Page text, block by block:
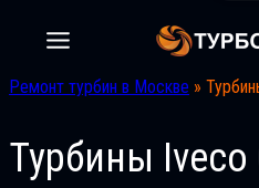
Ремонт турбин в Москве »
Турбины Iveco